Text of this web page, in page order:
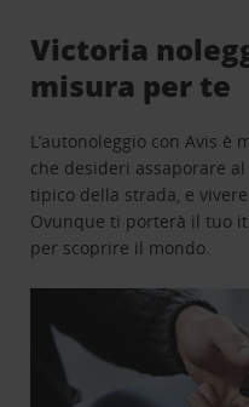
Victoria
misura per te
L’autonoleggio con Avis è
che desideri assaporare
tipico della strada, e
Ovunque ti porterà il tuo
per scoprire il mondo.